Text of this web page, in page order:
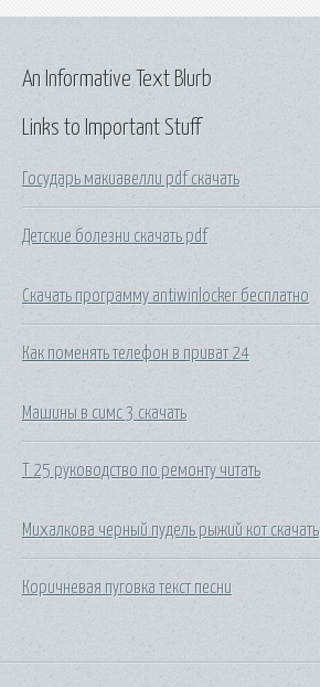
Links to Important Stuff
Государь макиавелли pdf скачать
Детские болезни скачать pdf
Скачать программу antiwinlocker бесплатно
Как поменять телефон в приват 24
Машины в симс 3 скачать
Т 25 руководство по ремонту читать
Михалкова черный пудель рыжий кот скачать
Коричневая пуговка текст песни
An Informative Text Blurb